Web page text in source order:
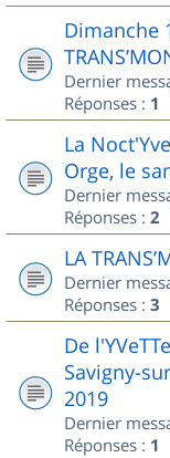
Dimanche
Dernier
Réponses : 1
La
Orge, le
Dernier
Réponses : 2
LA
Dernier
Réponses : 3
De
Savigny-
2019
Dernier
Réponses : 1